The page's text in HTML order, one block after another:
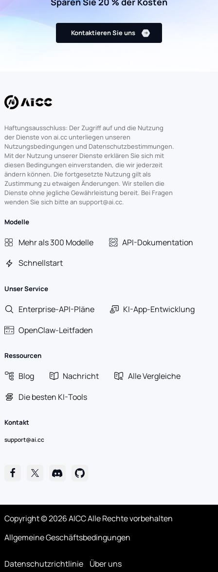
Kontaktieren Sie uns
Haftungsausschluss: Der Zugriff auf und die Nutzung
der Dienste von ai.cc unterliegen unseren
Nutzungsbedingungen und Datenschutzbestimmungen.
Mit der Nutzung unserer Dienste erklären Sie sich mit
diesen Bedingungen einverstanden, die wir jederzeit
ändern können. Die fortgesetzte Nutzung gilt als
Zustimmung zu etwaigen Änderungen. Wir stellen die
Dienste ohne jegliche Gewährleistung bereit. Bei Fragen
wenden Sie sich bitte an support@ai.cc.
Modelle
Mehr als 300 Modelle
API-Dokumentation
Schnellstart
Unser Service
Enterprise-API-Pläne
KI-App-Entwicklung
OpenClaw-Leitfaden
Ressourcen
Blog Nachricht
Alle Vergleiche
Die besten KI-Tools
Kontakt
support@ai.cc
Copyright © 2026 AICC Alle Rechte vorbehalten
Allgemeine Geschäftsbedingungen
Datenschutzrichtlinie Über uns